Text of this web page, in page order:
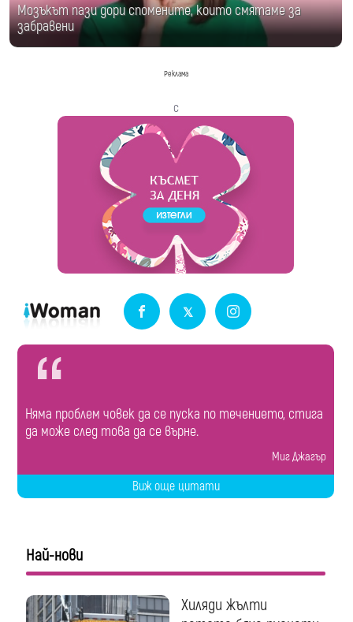
Мозъкът пази дори спомените, които смятаме за
забравени
Реклама
с
Няма проблем човек да се пуска по течението, стига
да може след това да се върне.
Миг Джагър
Виж още цитати
Най-нови
Хиляди жълти